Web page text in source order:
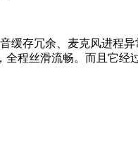
缓存冗余、麦克风进程
程丝滑流畅。而且它经